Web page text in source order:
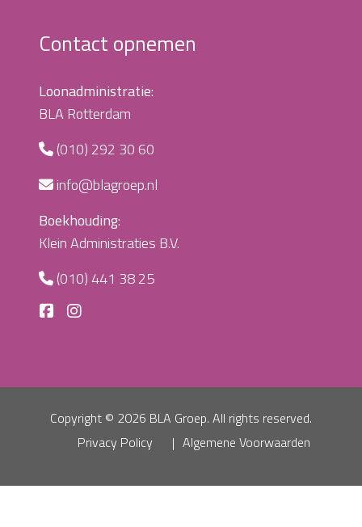
Contact opnemen
Loonadministratie:
BLA Rotterdam
(010) 292 30 60
info@blagroep.nl
Boekhouding:
Klein Administraties B.V.
(010) 441 38 25
Copyright © 2026 BLA Groep. All rights reserved.
Privacy Policy
Algemene Voorwaarden